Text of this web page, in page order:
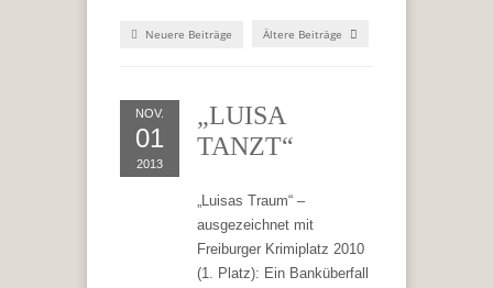
Neuere Beiträge Ältere Beiträge
NOV.
01
2013
„LUISA
TANZT“
„Luisas Traum“ –
ausgezeichnet mit
Freiburger Krimiplatz 2010
(1. Platz): Ein Banküberfall